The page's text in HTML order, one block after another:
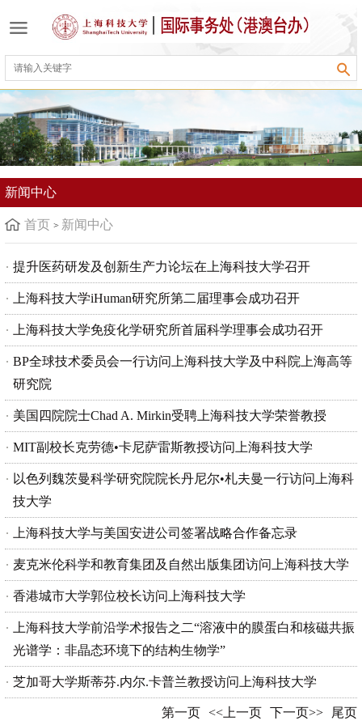
新闻中心
首页 新闻中心
提升医药研发及创新生产力论坛在上海科技大学召开
上海科技大学iHuman研究所第二届理事会成功召开
上海科技大学免疫化学研究所首届科学理事会成功召开
BP全球技术委员会一行访问上海科技大学及中科院上海高等
研究院
美国四院院士Chad A. Mirkin受聘上海科技大学荣誉教授
MIT副校长克劳德•卡尼萨雷斯教授访问上海科技大学
以色列魏茨曼科学研究院院长丹尼尔•札夫曼一行访问上海科
技大学
上海科技大学与美国安进公司签署战略合作备忘录
麦克米伦科学和教育集团及自然出版集团访问上海科技大学
香港城市大学郭位校长访问上海科技大学
上海科技大学前沿学术报告之二“溶液中的膜蛋白和核磁共振
光谱学：非晶态环境下的结构生物学”
芝加哥大学斯蒂芬.内尔.卡普兰教授访问上海科技大学
第一页 <<上一页 下一页>> 尾页